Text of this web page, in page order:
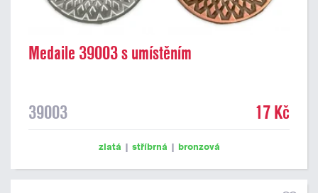
Medaile 39003 s umístěním
39003 17 Kč
zlatá | stříbrná | bronzová